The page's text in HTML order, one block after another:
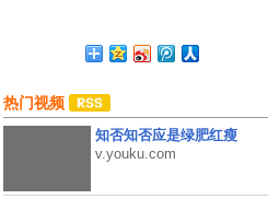
热门视频
知否知否应是绿肥红瘦
v.youku.com